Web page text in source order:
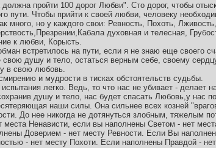
пройти 100 дорог Любви". Сто дорог, чтобы
пути. Чтобы прийти к своей любви, человеку
много, но у каждого свои: Ревность, Похоть,
духовная и телесная,
к любви, Корысть.
встретилось на пути, если я не знаю еще своего
свою душу и тело, остаться верным себе, своему
в свою любовь.
и мудрости в тисках обстоятельств судьбы.
легко. Ведь, то что нас не убивает - делает
душу и тело, нас будет спасать Любовь,у нас
наши силы. Она сильнее всех козней
До нее никогда не дотянуться злобным, тяжелым
Ненависти, если вы наполнены Светом - нет
Доверием - нет месту Ревности. Если Вы
- нет месту Похоти. Если наполнены Правдой -